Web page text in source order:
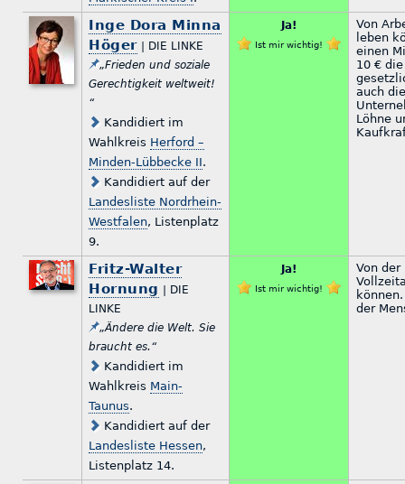
Inge Dora Minna
Höger| DIE LINKE
„Frieden und soziale
Gerechtigkeit weltweit!
“
Kandidiert im
Wahlkreis Herford –
Minden-Lübbecke II.
Kandidiert auf der
Landesliste Nordrhein-
Westfalen, Listenplatz
9.
Ja!
Ist mir wichtig!
Von
leben
einen
10 €
auch
Löhne
Fritz-Walter
Hornung
| DIE
LINKE
„Ändere die Welt. Sie
braucht es.“
Kandidiert im
Wahlkreis Main-
Taunus.
Kandidiert auf der
Landesliste Hessen,
Listenplatz 14.
Ja!
Ist mir wichtig!
Von der
der